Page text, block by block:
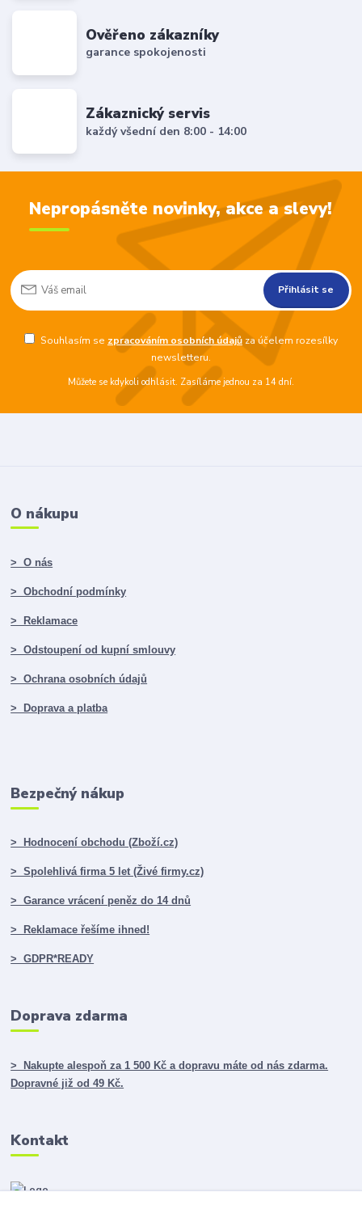
Ověřeno zákazníky
garance spokojenosti
Zákaznický servis
každý všední den 8:00 - 14:00
Nepropásněte novinky, akce a slevy!
Přihlásit se
Souhlasím se zpracováním osobních údajůza účelem rozesílky
newsletteru.
Můžete se kdykoli odhlásit. Zasíláme jednou za 14 dní.
O nákupu
> O nás
> Obchodní podmínky
> Reklamace
> Odstoupení od kupní smlouvy
> Ochrana osobních údajů
> Doprava a platba
Bezpečný nákup
> Hodnocení obchodu (Zboží.cz)
> Spolehlivá firma 5 let (Živé firmy.cz)
> Garance vrácení peněz do 14 dnů
> Reklamace řešíme ihned!
> GDPR*READY
Doprava zdarma
> Nakupte alespoň za 1 500 Kč a dopravu máte od nás zdarma.
Dopravné již od 49 Kč.
Kontakt